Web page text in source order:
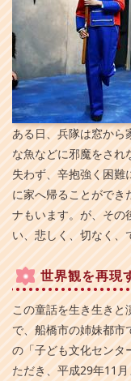
ある日、兵隊は窓から
な魚などに邪魔をされ
失わず、辛抱強く困難
に家へ帰ることができ
ナもいます。が、そ
い、悲しく、切なく、
世界観を再現
この童話を生き生き
で、船橋市の姉妹都市
の「子ども文化センタ
ただき、平成29年11